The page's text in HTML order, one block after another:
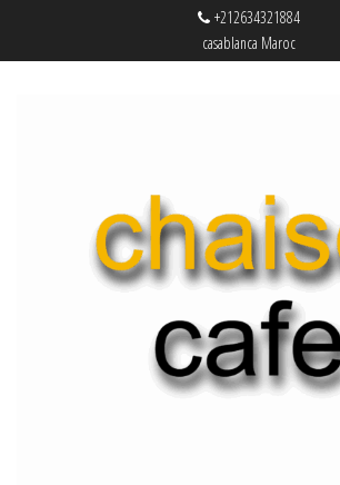
+212634321884
casablanca Maroc